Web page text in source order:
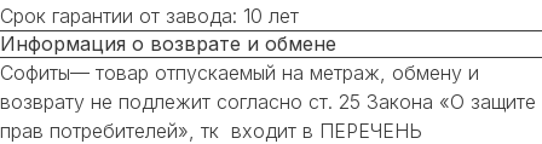
Срок гарантии от завода: 10 лет
Информация о возврате и обмене
Софиты— товар отпускаемый на метраж, обмену и
возврату не подлежит согласно ст. 25 Закона «О защите
прав потребителей», тк входит в ПЕРЕЧЕНЬ